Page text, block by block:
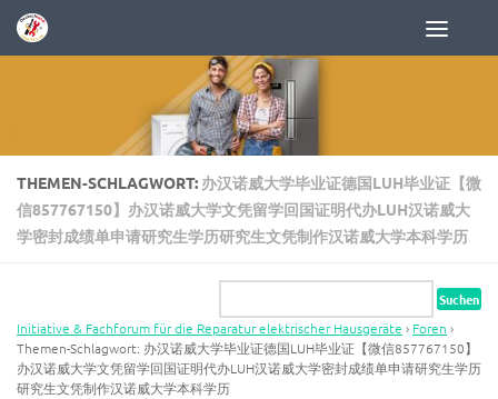
Zum Inhalt springen
THEMEN-SCHLAGWORT: 办汉诺威大学毕业证德国LUH毕业证【微
信857767150】办汉诺威大学文凭留学回国证明代办LUH汉诺威大
学密封成绩单申请研究生学历研究生文凭制作汉诺威大学本科学历
Initiative & Fachforum für die Reparatur elektrischer Hausgeräte › Foren ›
Themen-Schlagwort: 办汉诺威大学毕业证德国LUH毕业证【微信857767150】
办汉诺威大学文凭留学回国证明代办LUH汉诺威大学密封成绩单申请研究生学历
研究生文凭制作汉诺威大学本科学历